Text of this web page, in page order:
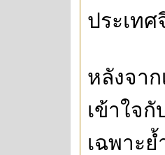
ประเท
หลังจา
เข้าใจ
เฉพาะ